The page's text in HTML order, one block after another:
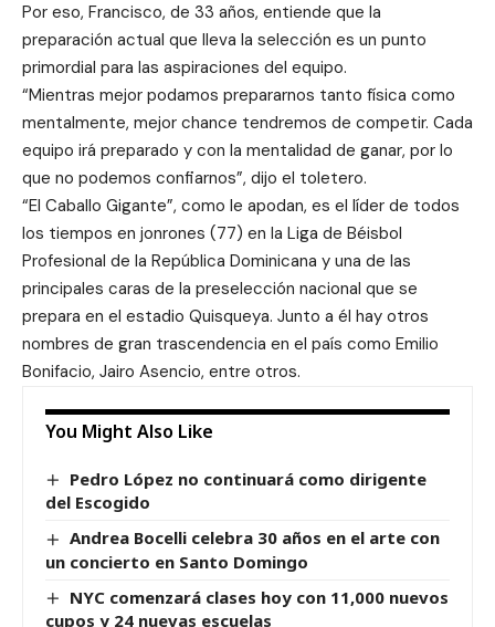
Por eso, Francisco, de 33 años, entiende que la
preparación actual que lleva la selección es un punto
primordial para las aspiraciones del equipo.
“Mientras mejor podamos prepararnos tanto física como
mentalmente, mejor chance tendremos de competir. Cada
equipo irá preparado y con la mentalidad de ganar, por lo
que no podemos confiarnos”, dijo el toletero.
“El Caballo Gigante”, como le apodan, es el líder de todos
los tiempos en jonrones (77) en la Liga de Béisbol
Profesional de la República Dominicana y una de las
principales caras de la preselección nacional que se
prepara en el estadio Quisqueya. Junto a él hay otros
nombres de gran trascendencia en el país como Emilio
Bonifacio, Jairo Asencio, entre otros.
You Might Also Like
Pedro López no continuará como dirigente
del Escogido
Andrea Bocelli celebra 30 años en el arte con
un concierto en Santo Domingo
NYC comenzará clases hoy con 11,000 nuevos
cupos y 24 nuevas escuelas